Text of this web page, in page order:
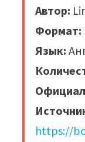
Автор:
Формат:
Язык:
https://